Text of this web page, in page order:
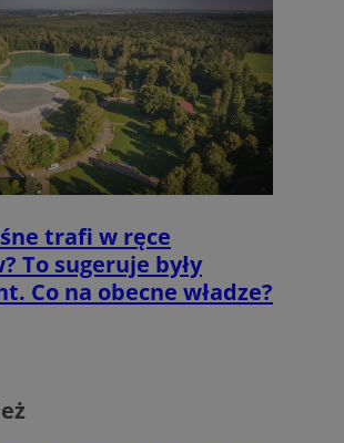
trafi w ręce
To sugeruje były
Co na obecne władze?